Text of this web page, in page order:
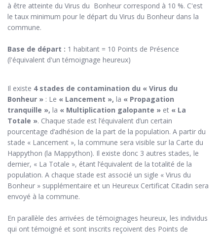
à être atteinte du Virus du Bonheur correspond à 10 %. C'est
le taux minimum pour le départ du Virus du Bonheur dans la
commune.
Base de départ : 1 habitant = 10 Points de Présence
(l'équivalent d'un témoignage heureux)
Il existe 4 stades de contamination du « Virus du
Bonheur » : Le « Lancement », la « Propagation
tranquille », la « Multiplication galopante » et « La
Totale ». Chaque stade est l’équivalent d’un certain
pourcentage d’adhésion de la part de la population. A partir du
stade « Lancement », la commune sera visible sur la Carte du
Happython (la Mappython). Il existe donc 3 autres stades, le
dernier, « La Totale », étant l’équivalent de la totalité de la
population. A chaque stade est associé un sigle « Virus du
Bonheur » supplémentaire et un Heureux Certificat Citadin sera
envoyé à la commune.
En parallèle des arrivées de témoignages heureux, les individus
qui ont témoigné et sont inscrits reçoivent des Points de